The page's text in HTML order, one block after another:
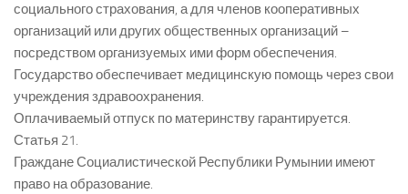
социального страхования, а для членов кооперативных
организаций или других общественных организаций –
посредством организуемых ими форм обеспечения.
Государство обеспечивает медицинскую помощь через свои
учреждения здравоохранения.
Оплачиваемый отпуск по материнству гарантируется.
Статья 21.
Граждане Социалистической Республики Румынии имеют
право на образование.